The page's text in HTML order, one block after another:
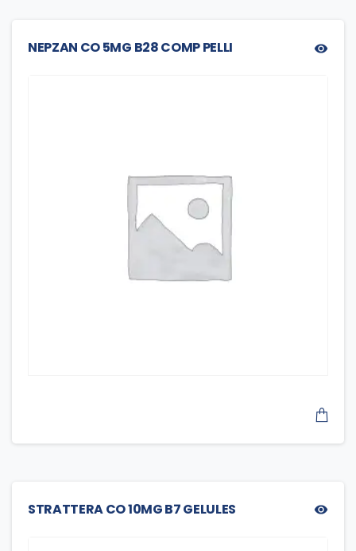
NEPZAN CO 5MG B28 COMP PELLI
STRATTERA CO 10MG B7 GELULES